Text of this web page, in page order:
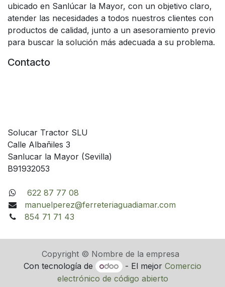
ubicado en Sanlúcar la Mayor, con un objetivo claro,
atender las necesidades a todos nuestros clientes con
productos de calidad, junto a un asesoramiento previo
para buscar la solución más adecuada a su problema.
Contacto
Solucar Tractor SLU
Calle Albañiles 3
Sanlucar la Mayor (Sevilla)
B91932053
622 87 77 08
manuelperez@ferreteriaguadiamar.com
854 71 71 43
Copyright © Nombre de la empresa
Con tecnología de
- El mejorComercio
electrónico de código abierto